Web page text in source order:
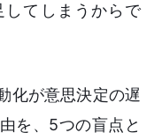
てしまうからで
化が意思決定の遅
を、5つの盲点と